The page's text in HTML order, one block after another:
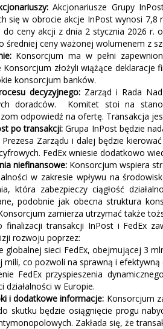
Akcjonariusze Grupy
się w obrocie akcje InPost wynosi
do ceny akcji z dnia 2 stycznia 2026 r.
średniej ceny ważonej wolumenem z
Konsorcjum ma w pełni
Konsorcjum złożyli wiążące
konsorcjum banków.
decyzyjnego:Zarząd i Rada
doradców. Komitet stoi na
odpowiedź na ofertę. Transakcja
po transakcji: Grupa InPost będzie
Prezesa Zarządu i dalej będzie
FedEx wniesie dodatkowo
niefinansowe: Konsorcjum wspiera
w zakresie wpływu na
która zabezpieczy ciągłość
podobnie jak obecna struktura
zamierza utrzymać także
finalizacji transakcji InPost i FedEx
rozwoju poprzez:
globalnej sieci FedEx, obejmującej 3
mili, co pozwoli na sprawną i
FedEx przyspieszenia
działalności w Europie.
i dodatkowe informacje: Konsorcjum
skutku będzie osiągnięcie progu
Zakłada się, że